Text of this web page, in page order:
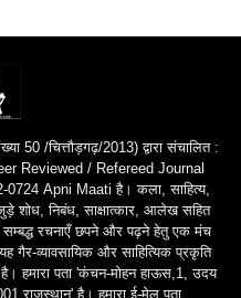
50 /चित्तौड़गढ़/2013) द्वारा संचालित :
Reviewed / Refereed Journal
0724 Apni Maati है। कला, साहित्य,
शोध, निबंध, साक्षात्कार, आलेख सहित
सम्बद्ध रचनाएँ छपने और पढ़ने हेतु एक मंच
गैर-व्यावसायिक और साहित्यिक प्रकृति
है। हमारा पता 'कंचन-मोहन हाऊस,1, उदय
है। हमारा ई-मेल पता